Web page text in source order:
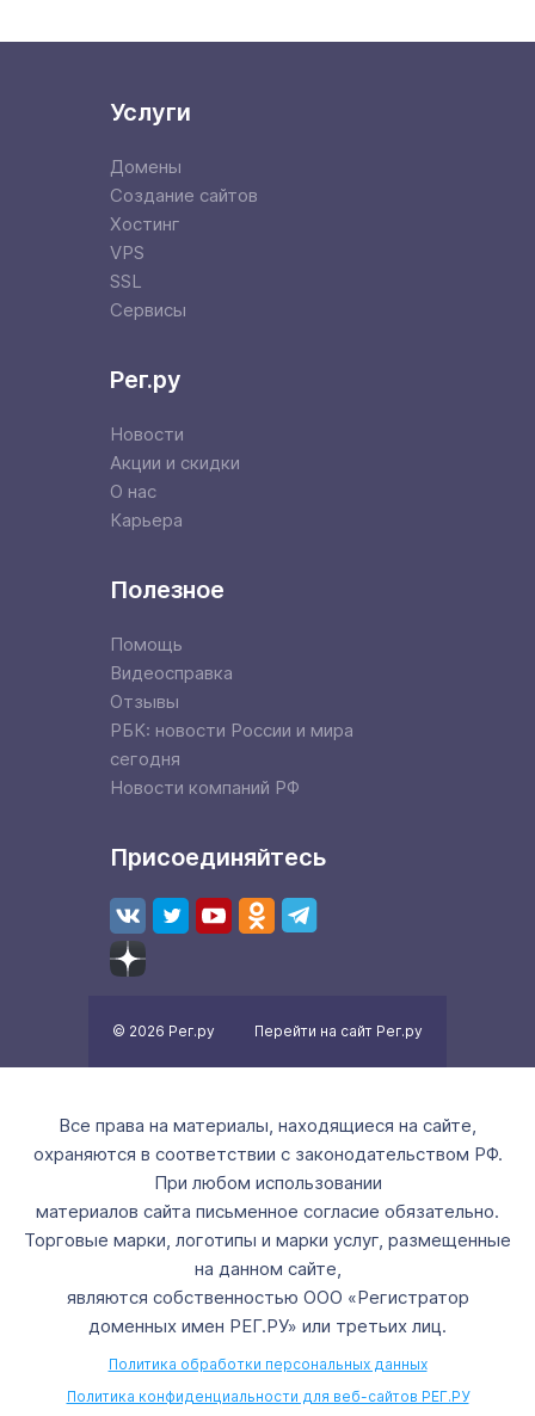
Услуги
Домены
Создание сайтов
Хостинг
VPS
SSL
Сервисы
Рег.ру
Новости
Акции и скидки
О нас
Карьера
Полезное
Помощь
Видеосправка
Отзывы
РБК: новости России и мира
сегодня
Новости компаний РФ
Присоединяйтесь
© 2026 Рег.ру Перейти на сайт Рег.ру
Все права на материалы, находящиеся на сайте,
охраняются в соответствии с законодательством РФ.
При любом использовании
материалов сайта письменное согласие обязательно.
Торговые марки, логотипы и марки услуг, размещенные
на данном сайте,
являются собственностью ООО «Регистратор
доменных имен РЕГ.РУ» или третьих лиц.
Политика обработки персональных данных
Политика конфиденциальности для веб-сайтов РЕГ.РУ